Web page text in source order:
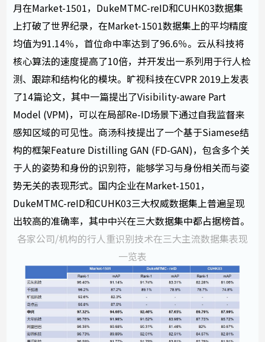
月在Market-1501，DukeMTMC-reID和CUHK03数据集
上打破了世界纪录，在Market-1501数据集上的平均精度
均值为91.14％，首位命中率达到了96.6％。云从科技将
核心算法的速度提高了10倍，并开发出一系列用于行人检
测、跟踪和结构化的模块。旷视科技在CVPR 2019上发表
了14篇论文，其中一篇提出了Visibility-aware Part
Model (VPM)，可以在局部Re-ID场景下通过自我监督来
感知区域的可见性。商汤科技提出了一个基于Siamese结
构的框架Feature Distilling GAN (FD-GAN)，包含多个关
于人的姿势和身份的识别符，能够学习与身份相关而与姿
势无关的表现形式。国内企业在Market-1501，
DukeMTMC-reID和CUHK03三大权威数据集上普遍呈现
出较高的准确率，其中中兴在三大数据集中都占据榜首。
各家公司/机构的行人重识别技术在三大主流数据集表现
一览表